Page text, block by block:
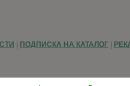
ПОДПИСКА НА КАТАЛОГ